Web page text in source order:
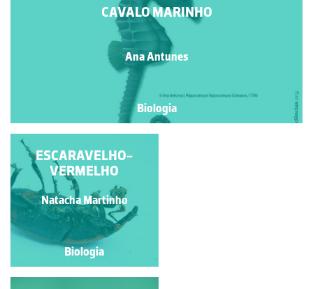
CAVALO MARINHO
Ana Antunes
Biologia
PEIXE-VOADOR
Ana Antunes
Biologia
ESCARAVELHO-
VERMELHO
Natacha Martinho
Biologia